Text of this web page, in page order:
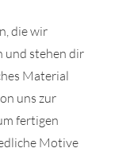
die wir
und stehen dir
Material
uns zur
fertigen
Motive